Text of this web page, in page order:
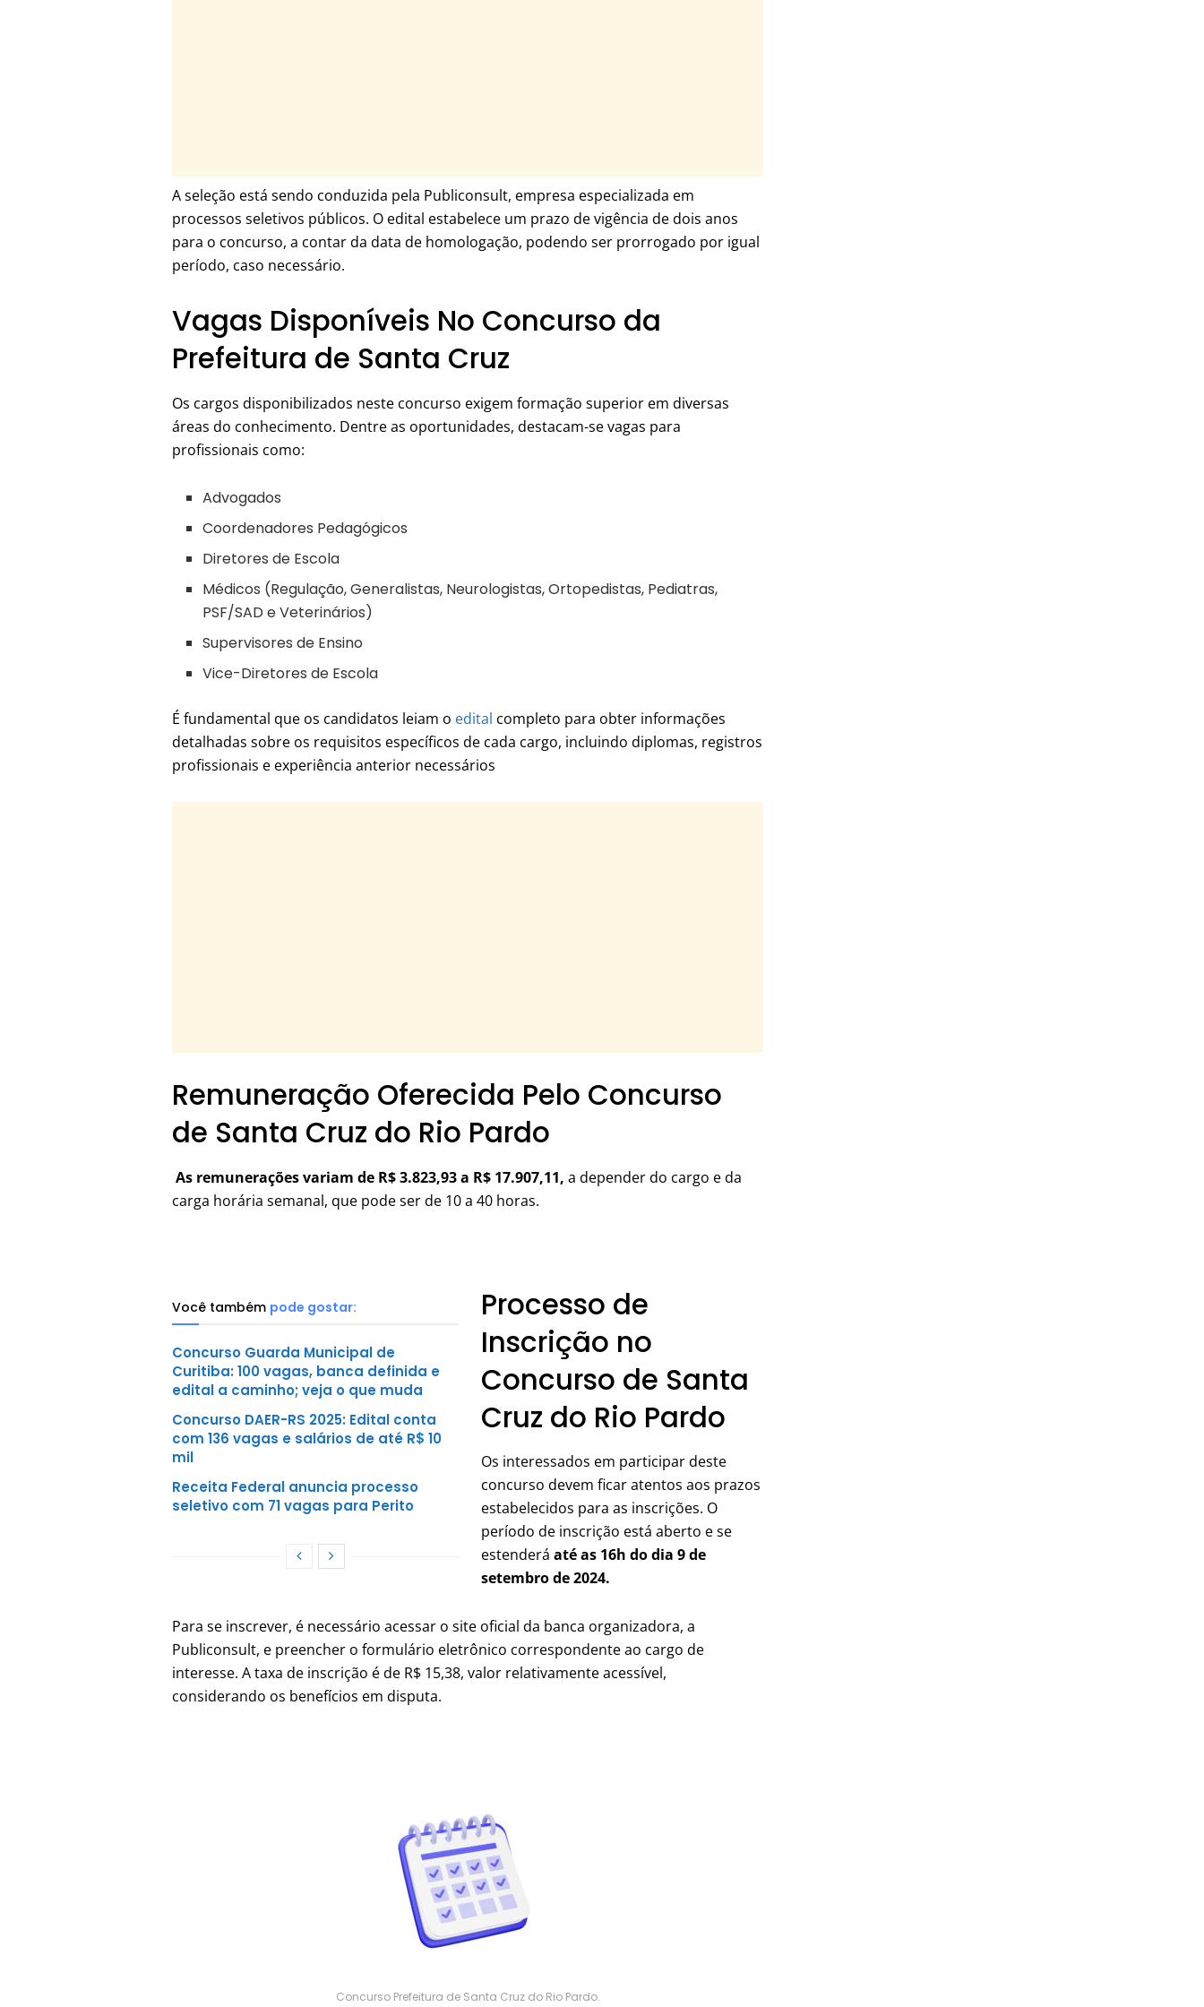
A seleção está sendo conduzida pela Publiconsult, empresa especializada em
processos seletivos públicos. O edital estabelece um prazo de vigência de dois anos
para o concurso, a contar da data de homologação, podendo ser prorrogado por igual
período, caso necessário.
Vagas Disponíveis No Concurso da
Prefeitura de Santa Cruz
Os cargos disponibilizados neste concurso exigem formação superior em diversas
áreas do conhecimento. Dentre as oportunidades, destacam-se vagas para
profissionais como:
Advogados
Coordenadores Pedagógicos
Diretores de Escola
Médicos (Regulação, Generalistas, Neurologistas, Ortopedistas, Pediatras,
PSF/SAD e Veterinários)
Supervisores de Ensino
Vice-Diretores de Escola
É fundamental que os candidatos leiam o edital completo para obter informações
detalhadas sobre os requisitos específicos de cada cargo, incluindo diplomas, registros
profissionais e experiência anterior necessários
Remuneração Oferecida Pelo Concurso
de Santa Cruz do Rio Pardo
As remunerações variam de R$ 3.823,93 a R$ 17.907,11, a depender do cargo e da
carga horária semanal, que pode ser de 10 a 40 horas.
Você também pode gostar:
Concurso Guarda Municipal de
Curitiba: 100 vagas, banca definida e
edital a caminho; veja o que muda
Concurso DAER-RS 2025: Edital conta
com 136 vagas e salários de até R$ 10
mil
Receita Federal anuncia processo
seletivo com 71 vagas para Perito
Processo de
Inscrição no
Concurso de Santa
Cruz do Rio Pardo
Os interessados em participar deste
concurso devem ficar atentos aos prazos
estabelecidos para as inscrições. O
período de inscrição está aberto e se
estenderá até as 16h do dia 9 de
setembro de 2024.
Para se inscrever, é necessário acessar o site oficial da banca organizadora, a
Publiconsult, e preencher o formulário eletrônico correspondente ao cargo de
interesse. A taxa de inscrição é de R$ 15,38, valor relativamente acessível,
considerando os benefícios em disputa.
Concurso Prefeitura de Santa Cruz do Rio Pardo.